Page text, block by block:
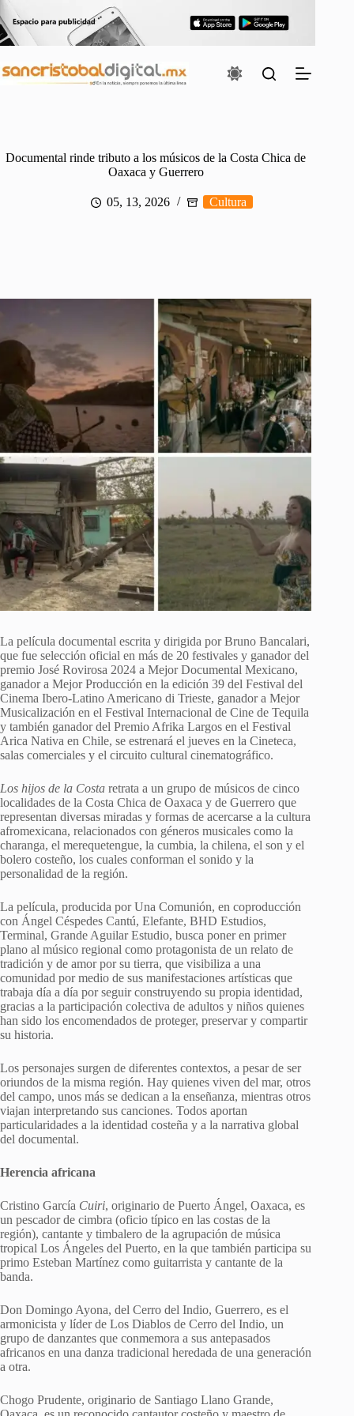
al
contenido
Documental rinde tributo a los músicos de la Costa Chica de
Oaxaca y Guerrero
05, 13, 2026 Cultura
La película documental escrita y dirigida por Bruno Bancalari,
que fue selección oficial en más de 20 festivales y ganador del
premio José Rovirosa 2024 a Mejor Documental Mexicano,
ganador a Mejor Producción en la edición 39 del Festival del
Cinema Ibero-Latino Americano di Trieste, ganador a Mejor
Musicalización en el Festival Internacional de Cine de Tequila
y también ganador del Premio Afrika Largos en el Festival
Arica Nativa en Chile, se estrenará el jueves en la Cineteca,
salas comerciales y el circuito cultural cinematográfico.
Los hijos de la Costa retrata a un grupo de músicos de cinco
localidades de la Costa Chica de Oaxaca y de Guerrero que
representan diversas miradas y formas de acercarse a la cultura
afromexicana, relacionados con géneros musicales como la
charanga, el merequetengue, la cumbia, la chilena, el son y el
bolero costeño, los cuales conforman el sonido y la
personalidad de la región.
La película, producida por Una Comunión, en coproducción
con Ángel Céspedes Cantú, Elefante, BHD Estudios,
Terminal, Grande Aguilar Estudio, busca poner en primer
plano al músico regional como protagonista de un relato de
tradición y de amor por su tierra, que visibiliza a una
comunidad por medio de sus manifestaciones artísticas que
trabaja día a día por seguir construyendo su propia identidad,
gracias a la participación colectiva de adultos y niños quienes
han sido los encomendados de proteger, preservar y compartir
su historia.
Los personajes surgen de diferentes contextos, a pesar de ser
oriundos de la misma región. Hay quienes viven del mar, otros
del campo, unos más se dedican a la enseñanza, mientras otros
viajan interpretando sus canciones. Todos aportan
particularidades a la identidad costeña y a la narrativa global
del documental.
Herencia africana
Cristino García Cuiri, originario de Puerto Ángel, Oaxaca, es
un pescador de cimbra (oficio típico en las costas de la
región), cantante y timbalero de la agrupación de música
tropical Los Ángeles del Puerto, en la que también participa su
primo Esteban Martínez como guitarrista y cantante de la
banda.
Don Domingo Ayona, del Cerro del Indio, Guerrero, es el
armonicista y líder de Los Diablos de Cerro del Indio, un
grupo de danzantes que conmemora a sus antepasados
africanos en una danza tradicional heredada de una generación
a otra.
Chogo Prudente, originario de Santiago Llano Grande,